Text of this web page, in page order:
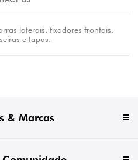
laterais, fixadores frontais,
e tapas.
& Marcas